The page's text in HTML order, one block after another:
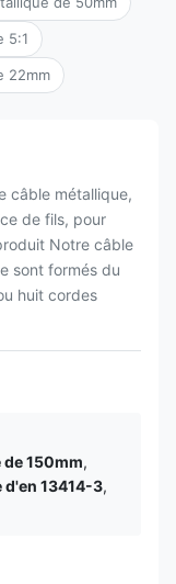
5:1
22mm
câble métallique,
de fils, pour
Notre câble
sont formés du
huit cordes
150mm,
d'en 13414-3,